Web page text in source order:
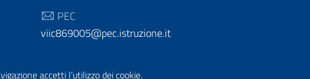
accetti l’utilizzo dei cookie.
PEC
viic869005@pec.istruzione.it